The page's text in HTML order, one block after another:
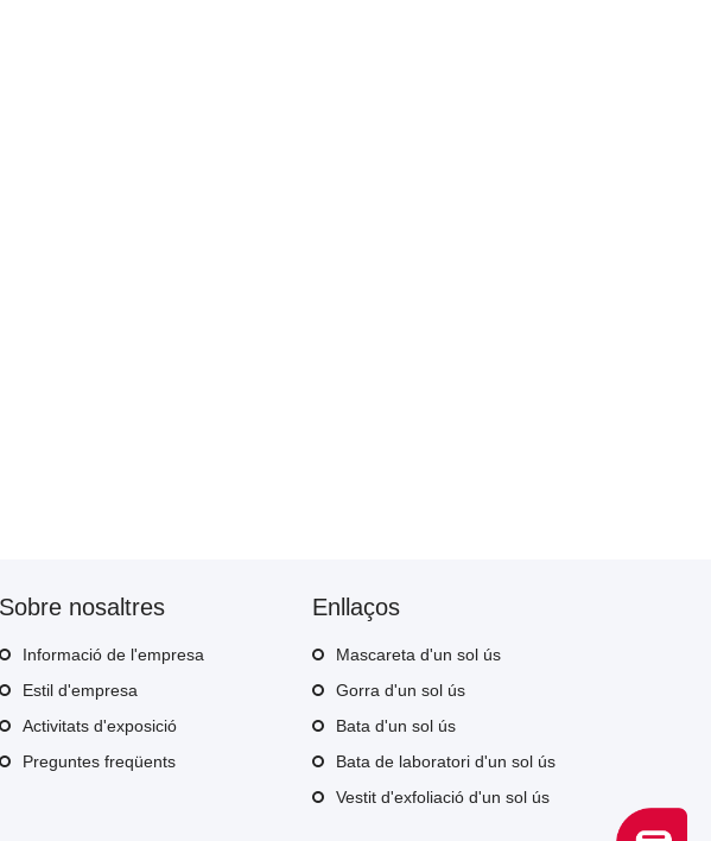
Sobre nosaltres
Informació de l'empresa
Estil d'empresa
Activitats d'exposició
Preguntes freqüents
Enllaços
Mascareta d'un sol ús
Gorra d'un sol ús
Bata d'un sol ús
Bata de laboratori d'un sol ús
Vestit d'exfoliació d'un sol ús